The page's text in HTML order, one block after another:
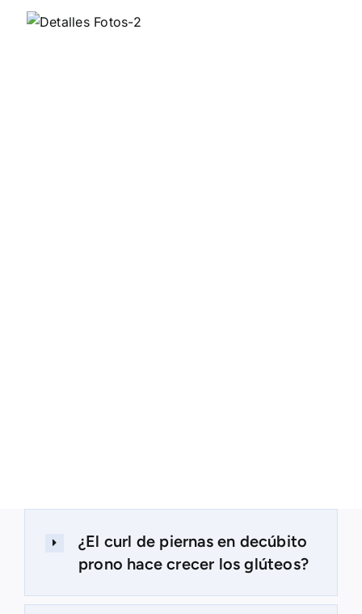
¿El curl de piernas en decúbito
prono hace crecer los glúteos?